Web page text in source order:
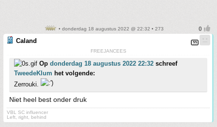
• donderdag 18 augustus 2022 @ 22:32 • 273
Caland
FREEJANCEES
Op donderdag 18 augustus 2022 22:32 schreef
TweedeKlum het volgende:
Zerrouki.
Niet heel best onder druk
VBL SC influencer
Left, right, behind